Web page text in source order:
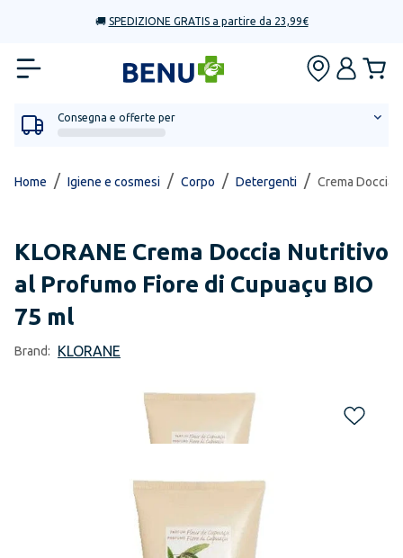
🚚 SPEDIZIONE GRATIS a partire da 23,99€
Consegna e offerte per
Home / Igiene e cosmesi / Corpo / Detergenti / Crema Doccia
KLORANE Crema Doccia Nutritivo
al Profumo Fiore di Cupuaçu BIO
75 ml
Brand: KLORANE